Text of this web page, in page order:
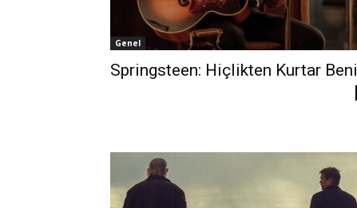
Genel
Springsteen: Hiçlikten Kurtar Beni